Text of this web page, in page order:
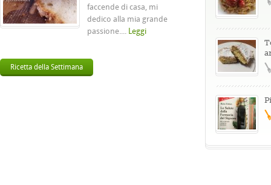
faccende di casa, mi
dedico alla mia grande
passione.... Leggi
Ricetta della Settimana